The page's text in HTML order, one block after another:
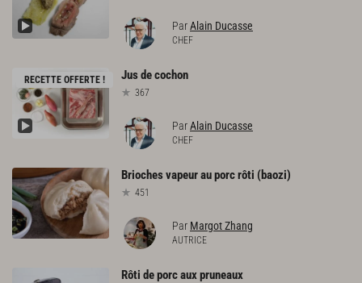
ParAlain Ducasse
CHEF
RECETTE OFFERTE ! Jusdecochon
367
ParAlain Ducasse
CHEF
Briochesvapeurauporcrôti (baozi)
451
Par Margot Zhang
AUTRICE
Rôti deporcauxpruneaux